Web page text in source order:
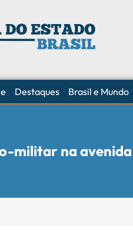
Destaques Brasil e Mundo
militar na